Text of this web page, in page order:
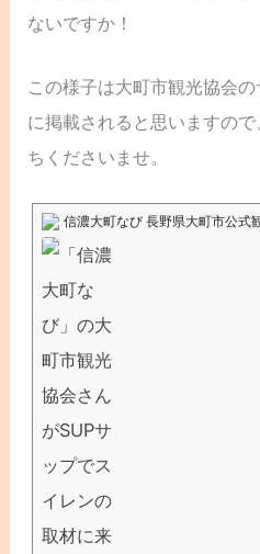
ないですか！
この様子は大町市観光協会の
に掲載されると思いますの
ちくださいませ。
信濃大町なび 長野県大町市公式